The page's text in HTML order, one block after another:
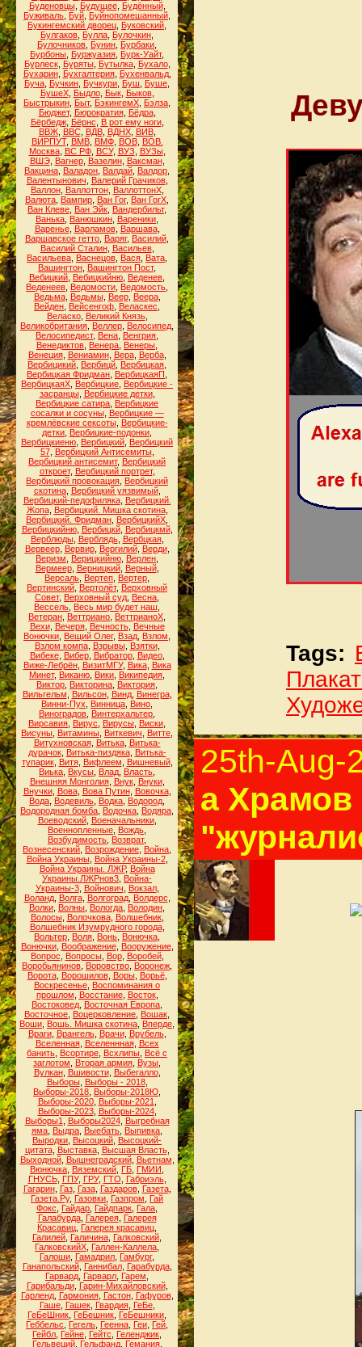
Буденовцы, Будущее, Будённый,
Буживаль Буй Буйнопомешанный
Букингемский дворец Буковский
Булгаков Булла Булочкин
Булочников Бунин Бурбаки
Бурбоны Буржуазия Бурк-Уайт,
Бурлеск, Буряты, Бутылка, Бухало,
Бухарин, Бухгалтерия, Бухенвальд,
Буча Бучкин Бучкури Буш Буше
БушеХ, Быдло, Бык, Быков,
Быстрыкин Быт, БэкингемХ Бэлза
Бюджет, Бюрократия, Бёдра,
Бёрбедж, Бёрнс В рот ему ноги,
ВВЖ, ВВС, ВДВ, ВДНХ, ВИВ,
ВИРПУТ, ВМВ, ВМФ, ВОВ, ВОВ.
Москва, ВС РФ, ВСУ, ВУЗ ВУЗы,
ВШЭ, Вагнер, Вазелин, Ваксман,
Вакцина Валадон Валдай Валдор
Валентынович
Валерий Грачиков,
Валлон, Валлоттон, ВаллоттонХ,
Валюта Вампир Ван Гог, Ван ГогХ
Ван Клеве Ван Эйк Вандербильт,
Ванька Ванюшкин Вареники
Варенье, Варламов, Варшава,
Варшавское гетто Варяг, Василий
Василий Сталин, Васильев,
Васильева Васнецов Вася Вата
Вашингтон Вашингтон Пост,
Вебицкий Вебицкийню Веденев
Веденеев Ведомости Ведомость
Ведьма, Ведьмы, Веер, Веера,
Вейден Вейсенгоф Веласкес
Веласко, Великий Князь,
Великобритания Веллер Велосипед
Велосипедист, Вена Венгрия
Венедиктов Венера Венеры
Венеция, Вениамин, Вера, Верба,
Вербицикий Вербицй Вербицкая
Вербицкая Фридман ВербицкаяП
ВербицкаяХ Вербицкие Вербицкие -
засранцы, Вербицкие детки,
Вербицкие сатира Вербицкие
сосалки и сосуны, Вербицкие —
кремлёвские сексоты, Вербицкие-
детки Вербицкие-подонки
Вербицкиеню Вербицкий Вербицкий
57, Вербицкий Антисемиты,
Вербицкий антисемит, Вербицкий
откроет, Вербицкий портрет,
Вербицкий провокация Вербицкий
скотина, Вербицкий уязвимый,
Вербицкий-педофиляка, Вербицкий.
Жопа, Вербицкий. Мишка скотина,
Вербицкий. Фридман ВербицкийХ
Вербицкийню, Вербицкй, Вербицкмй,
Верблюды, Верблядь, Вербцкая,
Вервеер, Вервир, Вергилий, Верди,
Веризм
Верицкийню Верлен
Вермеер, Верницкий, Верный,
Версаль Вертеп Вертер
Вертинский Вертолёт, Верховный
Совет, Верховный суд Весна
Вессель Весь мир будет наш
Ветеран Веттриано ВеттрианоХ
Вехи, Вечеря, Вечность, Вечные
Вонючки Вещий Олег, Взад Взлом
Взлом компа, Взрывы, Взятки,
Вибеке, Вибер, Вибратор, Видео,
Виже-Лебрён, ВизитМГУ, Вика, Вика
Минет, Виканю Вики Википедия
Виктор Викторина Виктория
Вильгельм
Вильсон, Винд, Винегра,
Винни-Пух
Винница Вино
Виноградов Винтерхальтер
Вирсавия Вирус Вирусы Виски
Висуны Витамины Виткевич Витте
Витухновская, Витька, Витька-
дурачок, Витька-пиздяка, Витька-
тупарик, Витя, Вифлеем Вишневый,
Виька Вкусы Влад Власть
Внешняя Монголия, Внук, Внуки,
Внучки, Вова, Вова Путин, Вовочка,
Вода Водевиль Водка Водород
Водородная бомба Водочка Водяра
Воеводский, Военачальники,
Военнопленные Вождь
Возбудимость Возврат,
Вознесенский Возрождение Война
Война Украины, Война Украины-2,
Война Украины. ЛЖР, Война
Украины.ЛЖРнов3 Война-
Украины-3, Войнович Вокзал,
Воланд, Волга, Волгоград, Волдерс
Волки Волны Вологда Володин
Волосы, Волочкова, Волшебник,
Волшебник Изумрудного города,
Вольтер Воля Вонь Вонючка
Вонючки, Воображение, Вооружение,
Вопрос
Вопросы, Вор, Воробей,
Воробьянинов Воровство Воронеж
Ворота, Ворошилов, Воры, Ворьё,
Воскресенье Воспоминания о
прошлом
Восстание, Восток,
Востоковед Восточная Европа
Восточное Воцерковление Вошак
Воши Вошь. Мишка скотина Вперде
Враги, Врангель, Врачи, Врубель,
Вселенная, Вселеннная, Всех
банить Всортире Всхлипы Всё с
заглотом
Вторая армия Вузы
Вулкан, Вшивости, Выбегалло,
Выборы, Выборы - 2018,
Выборы-2018 Выборы-2018Ю
Выборы-2020, Выборы-2021
Выборы-2023, Выборы-2024,
Выборы1
Выборы2024, Выгребная
яма Выдра Выебать Выпивка
Выродки Высоцкий Высоцкий-
цитата, Выставка, Высшая Власть,
Выходной, Вышнеградский, Вьетнам
Вюнючка Вяземский ГБ ГМИИ
ГНУСЬ, ГПУ, ГРУ, ГТО Габриэль,
Гагарин, Газ, Газа, Газдаров, Газета,
Газета.Ру, Газовки Газпром
Гай
Фокс
Гайдар Гайдпарк Гала
Галабурда, Галерея, Галерея
Красавиц Галерея красавиц
Галилей Галичина Галковский
ГалковскийХ Галлен-Каллела
Галоши Гамадрил Гамбург,
Ганапольский, Ганнибал, Гарабурда,
Гарвард Гарварл Гарем
Гарибальди, Гарин-Михайловский,
Гарленд, Гармония, Гастон, Гафуров,
Гаше, Гашек, Гвардия, ГеБе,
ГеБеШник ГеБешник ГеБешники
Геббельс
Гегель Геенна Геи Гей
Гейбл Гейне Гейтс Геленджик
Гельвеций, Гельфанд, Гемания,
Tags:
25th-Aug-
а Храмов